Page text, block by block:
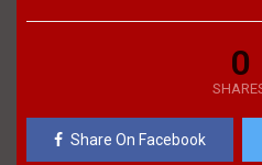
0
Share On Facebook